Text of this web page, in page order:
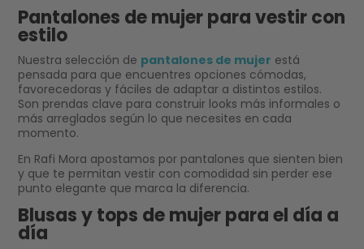
Pantalones de mujer para vestir con
estilo
Nuestra selección de pantalones de mujer está
pensada para que encuentres opciones cómodas,
favorecedoras y fáciles de adaptar a distintos estilos.
Son prendas clave para construir looks más informales o
más arreglados según lo que necesites en cada
momento.
En Rafi Mora apostamos por pantalones que sienten bien
y que te permitan vestir con comodidad sin perder ese
punto elegante que marca la diferencia.
Blusas y tops de mujer para el día a
día